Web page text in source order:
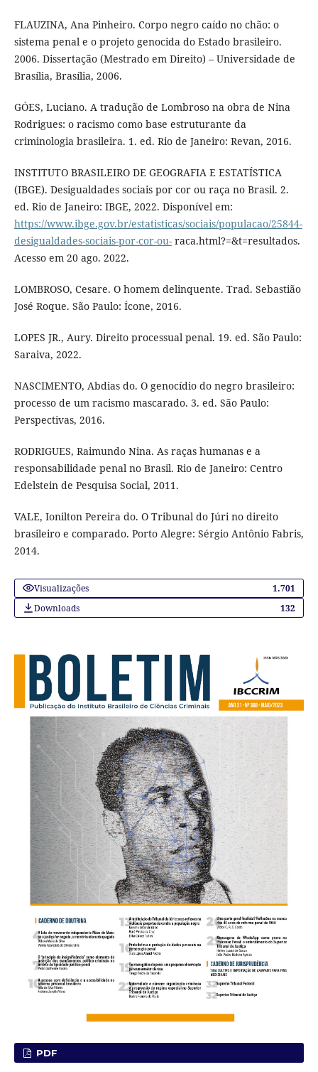
FLAUZINA, Ana Pinheiro. Corpo negro caído no chão: o
sistema penal e o projeto genocida do Estado brasileiro.
2006. Dissertação (Mestrado em Direito) – Universidade de
Brasília, Brasília, 2006.
GÓES, Luciano. A tradução de Lombroso na obra de Nina
Rodrigues: o racismo como base estruturante da
criminologia brasileira. 1. ed. Rio de Janeiro: Revan, 2016.
INSTITUTO BRASILEIRO DE GEOGRAFIA E ESTATÍSTICA
(IBGE). Desigualdades sociais por cor ou raça no Brasil. 2.
ed. Rio de Janeiro: IBGE, 2022. Disponível em:
https://www.ibge.gov.br/estatisticas/sociais/populacao/25844-
desigualdades-sociais-por-cor-ou-raca.html?=&t=resultados.
Acesso em 20 ago. 2022.
LOMBROSO, Cesare. O homem delinquente. Trad. Sebastião
José Roque. São Paulo: Ícone, 2016.
LOPES JR., Aury. Direito processual penal. 19. ed. São Paulo:
Saraiva, 2022.
NASCIMENTO, Abdias do. O genocídio do negro brasileiro:
processo de um racismo mascarado. 3. ed. São Paulo:
Perspectivas, 2016.
RODRIGUES, Raimundo Nina. As raças humanas e a
responsabilidade penal no Brasil. Rio de Janeiro: Centro
Edelstein de Pesquisa Social, 2011.
VALE, Ionilton Pereira do. O Tribunal do Júri no direito
brasileiro e comparado. Porto Alegre: Sérgio Antônio Fabris,
2014.
Visualizações
1.701
Downloads
132
PDF